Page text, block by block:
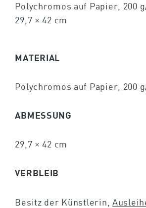
Polychromos auf Papier, 200
29,7 × 42 cm
MATERIAL
Polychromos auf Papier, 200
ABMESSUNG
29,7 × 42 cm
VERBLEIB
Besitz der Künstlerin,